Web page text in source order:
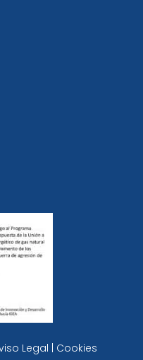
Legal | Cookies